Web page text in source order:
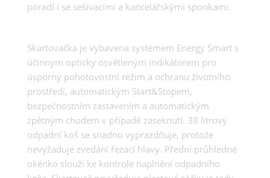
poradí i se sešívacími a kancelářskými sponkami.
Skartovačka je vybavena systémem Energy Smart s
účinným opticky osvětleným indikátorem pro
úsporný pohotovostní režim a ochranu životního
prostředí, automatickým Start&Stopem,
bezpečnostním zastavením a automatickým
zpětným chodem v případě zaseknutí. 38 litrový
odpadní koš se snadno vyprazdňuje, protože
nevyžaduje zvedání řezací hlavy. Přední průhledné
okénko slouží ke kontrole naplnění odpadního